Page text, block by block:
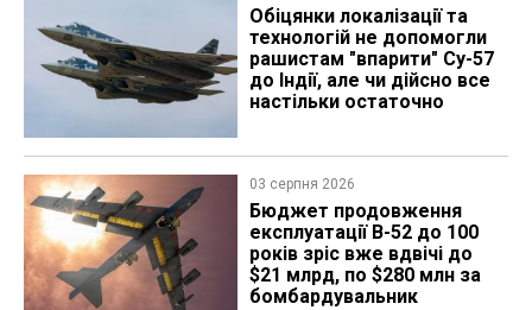
Обіцянки локалізації та
технологій не допомогли
рашистам "впарити" Су-57
до Індії, але чи дійсно все
настільки остаточно
03 серпня 2026
Бюджет продовження
експлуатації B-52 до 100
років зріс вже вдвічі до
$21 млрд, по $280 млн за
бомбардувальник